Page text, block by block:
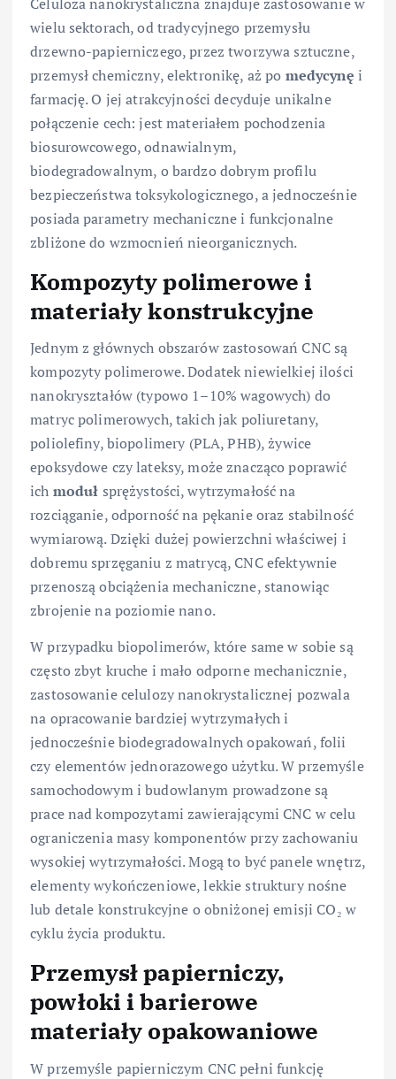
wielu sektorach, od tradycyjnego przemysłu
drzewno-papierniczego, przez tworzywa sztuczne,
przemysł chemiczny, elektronikę, aż po medycynę i
farmację. O jej atrakcyjności decyduje unikalne
połączenie cech: jest materiałem pochodzenia
biosurowcowego, odnawialnym,
biodegradowalnym, o bardzo dobrym profilu
bezpieczeństwa toksykologicznego, a jednocześnie
posiada parametry mechaniczne i funkcjonalne
zbliżone do wzmocnień nieorganicznych.
Kompozyty polimerowe i
materiały konstrukcyjne
Jednym z głównych obszarów zastosowań CNC są
kompozyty polimerowe. Dodatek niewielkiej ilości
nanokryształów (typowo 1–10% wagowych) do
matryc polimerowych, takich jak poliuretany,
poliolefiny, biopolimery (PLA, PHB), żywice
epoksydowe czy lateksy, może znacząco poprawić
ich moduł sprężystości, wytrzymałość na
rozciąganie, odporność na pękanie oraz stabilność
wymiarową. Dzięki dużej powierzchni właściwej i
dobremu sprzęganiu z matrycą, CNC efektywnie
przenoszą obciążenia mechaniczne, stanowiąc
zbrojenie na poziomie nano.
W przypadku biopolimerów, które same w sobie są
często zbyt kruche i mało odporne mechanicznie,
zastosowanie celulozy nanokrystalicznej pozwala
na opracowanie bardziej wytrzymałych i
jednocześnie biodegradowalnych opakowań, folii
czy elementów jednorazowego użytku. W przemyśle
samochodowym i budowlanym prowadzone są
prace nad kompozytami zawierającymi CNC w celu
ograniczenia masy komponentów przy zachowaniu
wysokiej wytrzymałości. Mogą to być panele wnętrz,
elementy wykończeniowe, lekkie struktury nośne
lub detale konstrukcyjne o obniżonej emisji CO₂ w
cyklu życia produktu.
Przemysł papierniczy,
powłoki i barierowe
materiały opakowaniowe
W przemyśle papierniczym CNC pełni funkcję